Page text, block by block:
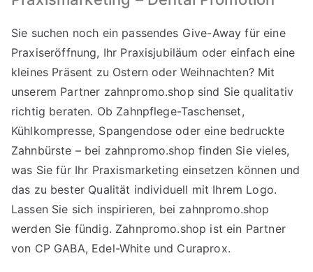
Sie suchen noch ein passendes Give-Away für eine
Praxiseröffnung, Ihr Praxisjubiläum oder einfach eine
kleines Präsent zu Ostern oder Weihnachten? Mit
unserem Partner zahnpromo.shop sind Sie qualitativ
richtig beraten. Ob Zahnpflege-Taschenset,
Kühlkompresse, Spangendose oder eine bedruckte
Zahnbürste – bei zahnpromo.shop finden Sie vieles,
was Sie für Ihr Praxismarketing einsetzen können und
das zu bester Qualität individuell mit Ihrem Logo.
Lassen Sie sich inspirieren, bei zahnpromo.shop
werden Sie fündig. Zahnpromo.shop ist ein Partner
von CP GABA, Edel-White und Curaprox.